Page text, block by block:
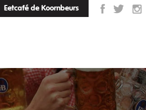
Eetcafé de Koornbeurs